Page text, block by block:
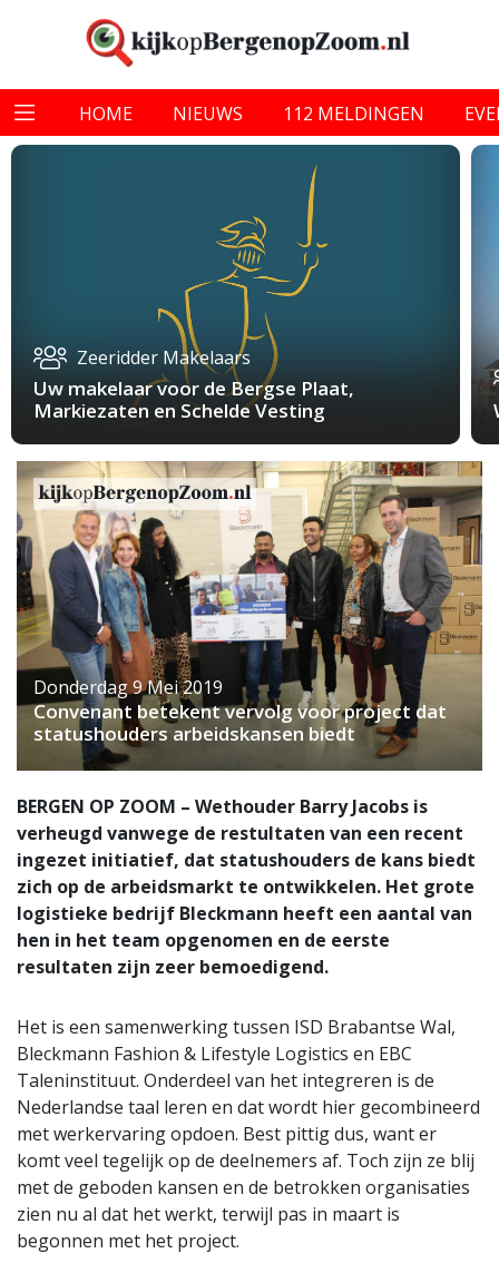
HOME NIEUWS 112 MELDINGEN
Zeeridder Makelaars
Uw makelaar voor de Bergse Plaat,
Markiezaten en Schelde Vesting
Donderdag 9 Mei 2019
Convenant betekent vervolg voor project dat
statushouders arbeidskansen biedt
BERGEN OP ZOOM – Wethouder Barry Jacobs is
verheugd vanwege de restultaten van een recent
ingezet initiatief, dat statushouders de kans biedt
zich op de arbeidsmarkt te ontwikkelen. Het grote
logistieke bedrijf Bleckmann heeft een aantal van
hen in het team opgenomen en de eerste
resultaten zijn zeer bemoedigend.
Het is een samenwerking tussen ISD Brabantse Wal,
Bleckmann Fashion & Lifestyle Logistics en EBC
Taleninstituut. Onderdeel van het integreren is de
Nederlandse taal leren en dat wordt hier gecombineerd
met werkervaring opdoen. Best pittig dus, want er
komt veel tegelijk op de deelnemers af. Toch zijn ze blij
met de geboden kansen en de betrokken organisaties
zien nu al dat het werkt, terwijl pas in maart is
begonnen met het project.